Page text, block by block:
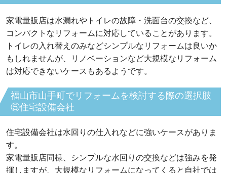
家電量販店は水漏れやトイレの故障・洗面台の交換など、
コンパクトなリフォームに対応していることがあります。
トイレの入れ替えのみなどシンプルなリフォームは良いか
もしれませんが、リノベーションなど大規模なリフォーム
は対応できないケースもあるようです。
福山市山手町でリフォームを検討する際の選択肢
⑤住宅設備会社
住宅設備会社は水回りの仕入れなどに強いケースがありま
す。
家電量販店同様、シンプルな水回りの交換などは強みを発
揮しますが、大規模なリフォームになってくると自社では